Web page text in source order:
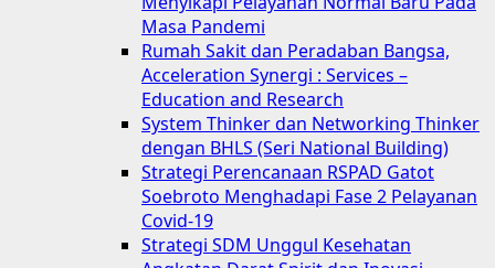
Masa Pandemi
Rumah Sakit dan Peradaban Bangsa,
Acceleration Synergi : Services –
Education and Research
System Thinker dan Networking Thinker
dengan BHLS (Seri National Building)
Strategi Perencanaan RSPAD Gatot
Soebroto Menghadapi Fase 2 Pelayanan
Covid-19
Strategi SDM Unggul Kesehatan